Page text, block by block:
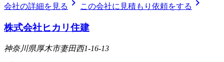
会社の詳細を見る chevron_right この会社に見積もり依頼をする chevron_right
株式会社ヒカリ住建
神奈川県厚木市妻田西1-16-13